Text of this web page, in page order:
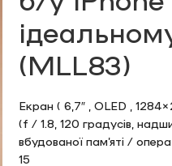
(MLL83)
Екран ( 6,7″ , OLED ,
(f / 1.8, 120 градусів,
вбудованої пам’яті /
15